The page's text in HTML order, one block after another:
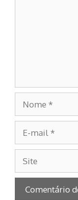
mail